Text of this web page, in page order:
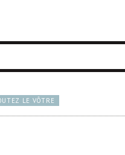
LE VÔTRE